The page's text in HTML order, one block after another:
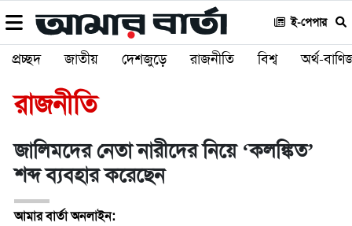
ই-পেপার
প্রচ্ছদ জাতীয় দেশজুড়ে রাজনীতি বিশ্ব অর্থ-
রাজনীতি
জালিমদের নেতা নারীদের নিয়ে ‌‘কলঙ্কিত’
শব্দ ব্যবহার করেছেন
আমার বার্তা অনলাইন: